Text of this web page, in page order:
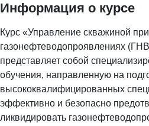
Информация о курсе
Курс «Управление скважиной при
газонефтеводопроявлениях
представляет собой
обучения, направленную на
высококвалифицированных
эффективно и безопасно
ликвидировать